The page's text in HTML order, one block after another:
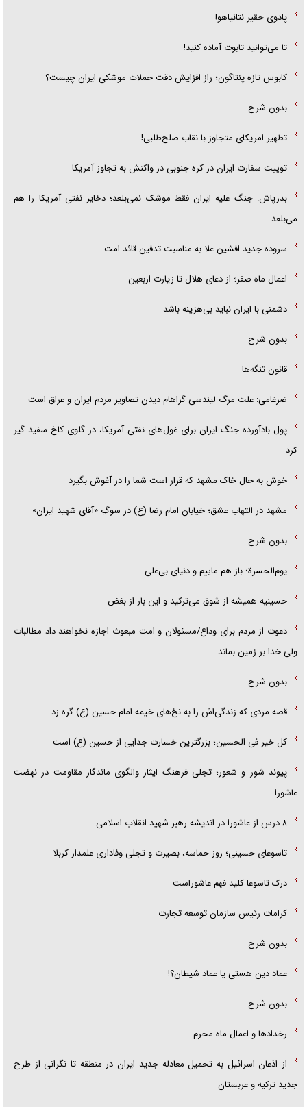
پادوی حقیر نتانیاهو!
تا می‌توانید تابوت آماده کنید!
کابوس تازه پنتاگون؛ راز افزایش دقت حملات موشکی ایران چیست؟
بدون شرح
تطهیر امریکای متجاوز با نقاب صلح‌طلبی!
توییت سفارت ایران در کره جنوبی در واکنش به تجاوز آمریکا
بذرپاش: ‏جنگ علیه ایران فقط موشک نمی‌بلعد؛ ذخایر نفتی آمریکا را هم
می‌بلعد
سروده جدید افشین علا به مناسبت تدفین قائد امت
اعمال ماه صفر؛ از دعای هلال تا زیارت اربعین
دشمنی با ایران نباید بی‌هزینه باشد
بدون شرح
قانون تنگه‌ها
ضرغامی: علت مرگ لیندسی گراهام دیدن تصاویر مردم ایران و عراق است
پول بادآورده جنگ ایران برای غول‌های نفتی آمریکا، در گلوی کاخ سفید گیر
کرد
خوش به حال خاک مشهد که قرار است شما را در آغوش بگیرد
مشهد در التهاب عشق؛ خیابان امام رضا (ع) در سوگِ «آقای شهید ایران»
بدون شرح
یوم‌الحسرة؛ باز هم ماییم و دنیای بی‌علی
حسینیه همیشه از شوق می‌ترکید و این بار از بغض
دعوت از مردم برای وداع/مسئولان و امت مبعوث اجازه نخواهند داد مطالبات
ولی خدا بر زمین بماند
بدون شرح
قصه مردی که زندگی‌اش را به نخ‌های خیمه امام حسین (ع) گره زد
کل خیر فی الحسین؛ بزرگترین خسارت جدایی از حسین (ع) است
پیوند شور و شعور؛ تجلی فرهنگ ایثار والگوی ماندگار مقاومت در نهضت
عاشورا
۸ درس از عاشورا در اندیشه رهبر شهید انقلاب اسلامی
تاسوعای حسینی؛ روز حماسه، بصیرت و تجلی وفاداری علمدار کربلا
درک تاسوعا کلید فهم عاشوراست
کرامات رئیس سازمان توسعه تجارت
بدون شرح
عماد دین هستی یا عماد شیطان؟!
بدون شرح
رخداد‌ها و اعمال ماه محرم
از اذعان اسرائیل به تحمیل معادله جدید ایران در منطقه تا نگرانی از طرح
جدید ترکیه و عربستان